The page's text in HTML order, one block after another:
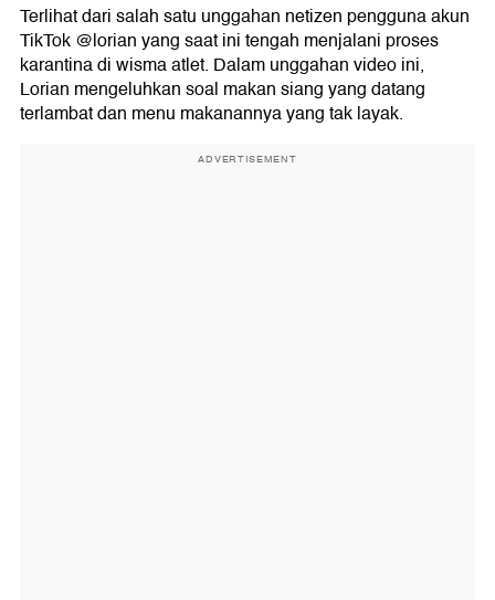
Terlihat dari salah satu unggahan netizen pengguna akun
TikTok @lorian yang saat ini tengah menjalani proses
karantina di wisma atlet. Dalam unggahan video ini,
Lorian mengeluhkan soal makan siang yang datang
terlambat dan menu makanannya yang tak layak.
ADVERTISEMENT